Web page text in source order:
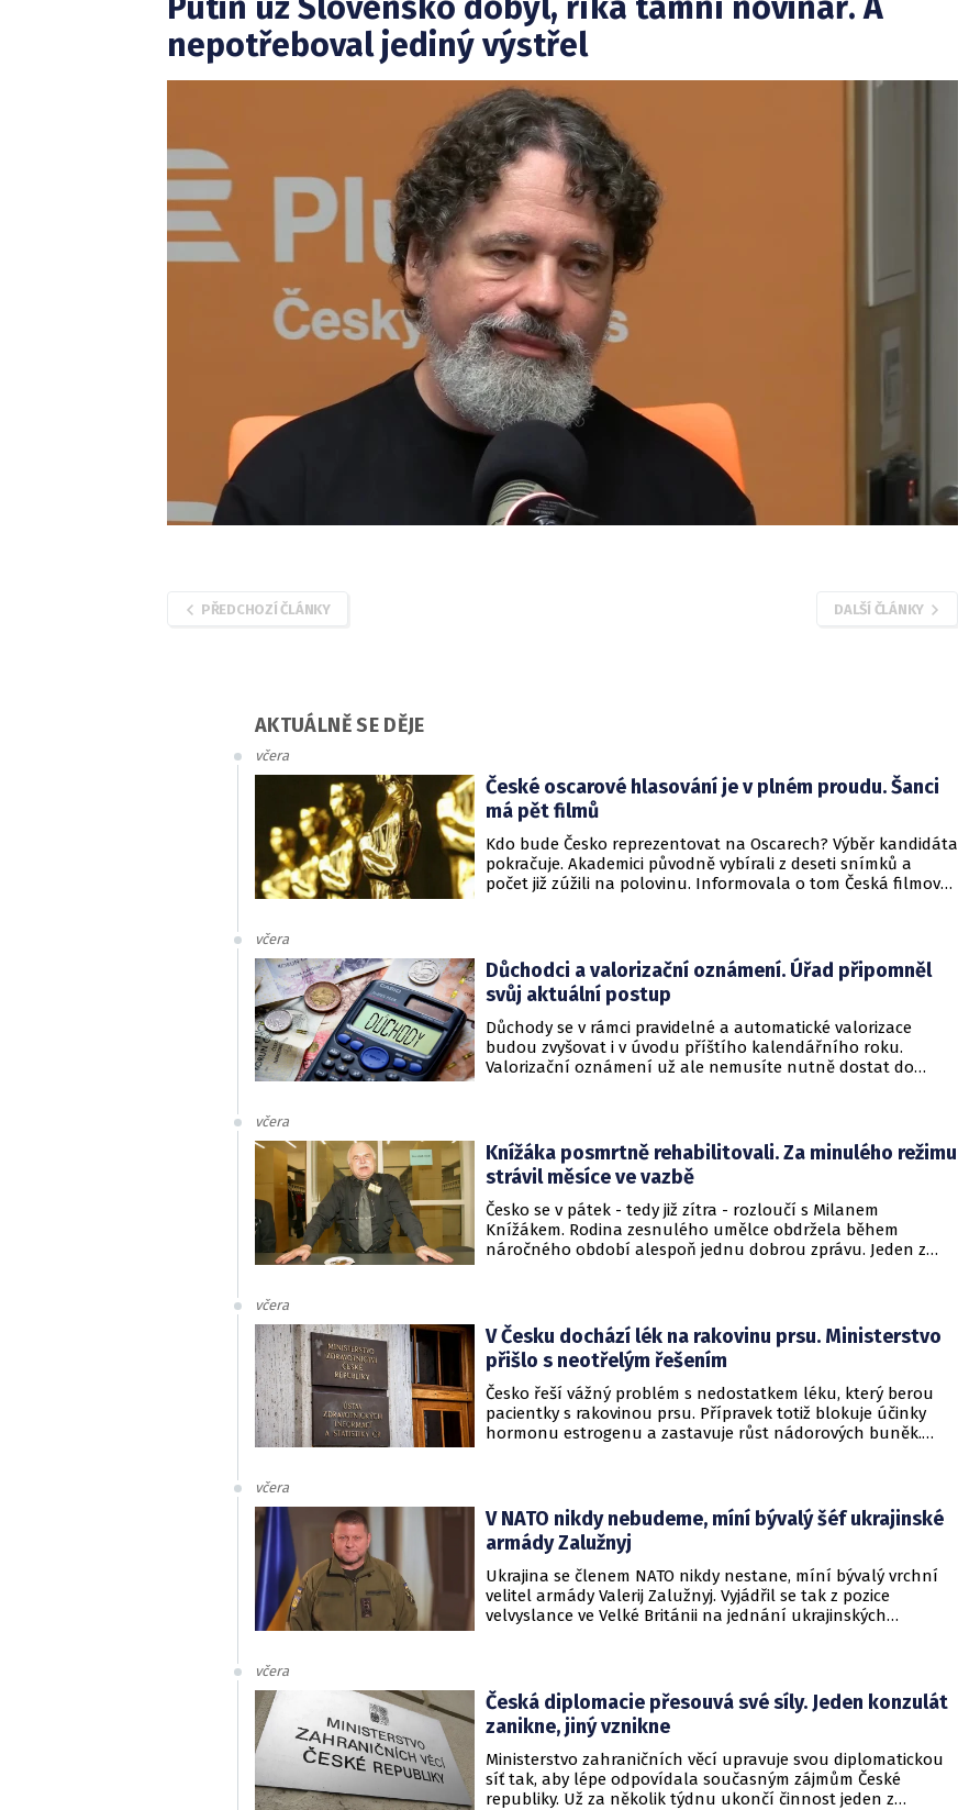
nepotřeboval jediný výstřel
PŘEDCHOZÍ ČLÁNKY DALŠÍ ČLÁNKY
AKTUÁLNĚ SE DĚJE
včera
České oscarové hlasování je v plném proudu. Šanci
má pět filmů
Kdo bude Česko reprezentovat na Oscarech? Výběr kandidáta
pokračuje. Akademici původně vybírali z deseti snímků a
počet již zúžili na polovinu. Informovala o tom Česká filmová
včera
Důchodci a valorizační oznámení. Úřad připomněl
svůj aktuální postup
Důchody se v rámci pravidelné a automatické valorizace
budou zvyšovat i v úvodu příštího kalendářního roku.
Valorizační oznámení už ale nemusíte nutně dostat do
včera
Knížáka posmrtně rehabilitovali. Za minulého režimu
strávil měsíce ve vazbě
Česko se v pátek - tedy již zítra - rozloučí s Milanem
Knížákem. Rodina zesnulého umělce obdržela během
náročného období alespoň jednu dobrou zprávu. Jeden z
včera
V Česku dochází lék na rakovinu prsu. Ministerstvo
přišlo s neotřelým řešením
Česko řeší vážný problém s nedostatkem léku, který berou
pacientky s rakovinou prsu. Přípravek totiž blokuje účinky
hormonu estrogenu a zastavuje růst nádorových buněk.
včera
V NATO nikdy nebudeme, míní bývalý šéf ukrajinské
armády Zalužnyj
Ukrajina se členem NATO nikdy nestane, míní bývalý vrchní
velitel armády Valerij Zalužnyj. Vyjádřil se tak z pozice
velvyslance ve Velké Británii na jednání ukrajinských
včera
Česká diplomacie přesouvá své síly. Jeden konzulát
zanikne, jiný vznikne
Ministerstvo zahraničních věcí upravuje svou diplomatickou
síť tak, aby lépe odpovídala současným zájmům České
republiky. Už za několik týdnu ukončí činnost jeden z